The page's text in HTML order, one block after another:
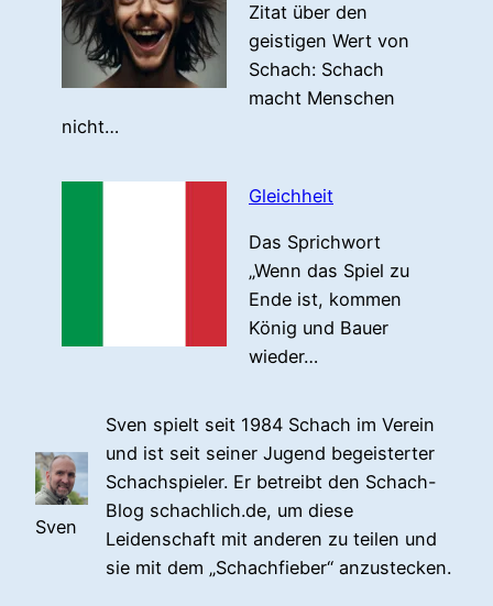
Zitat über den
geistigen Wert von
Schach: Schach
macht Menschen
nicht…
Gleichheit
Das Sprichwort
„Wenn das Spiel zu
Ende ist, kommen
König und Bauer
wieder…
Sven
Sven spielt seit 1984 Schach im Verein
und ist seit seiner Jugend begeisterter
Schachspieler. Er betreibt den Schach-
Blog schachlich.de, um diese
Leidenschaft mit anderen zu teilen und
sie mit dem „Schachfieber“ anzustecken.